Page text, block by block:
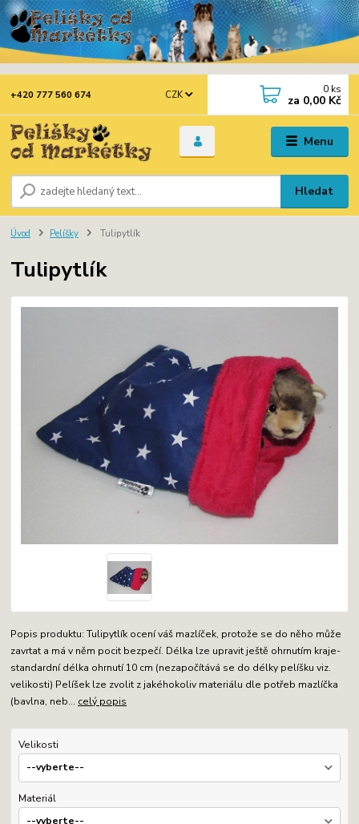
Menu
CZK
Hledat
+420 777 560 674 0 ks
za 0,00 Kč
Úvod Pelíšky Tulipytlík
Tulipytlík
Popis produktu: Tulipytlík ocení váš mazlíček, protože se do něho může
zavrtat a má v něm pocit bezpečí. Délka lze upravit ještě ohrnutím kraje-
standardní délka ohrnutí 10 cm (nezapočítává se do délky pelíšku viz.
velikosti) Pelíšek lze zvolit z jakéhokoliv materiálu dle potřeb mazlíčka
(bavlna, neb... celý popis
Velikosti
Materiál